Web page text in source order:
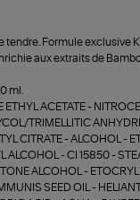
tendre. Formule exclusive
aux extraits de
ml.
ETHYL ACETATE -
TRIMELLITIC
CITRATE - ALCOHOL -
ALCOHOL - CI 15850 -
ALCOHOL -
SEED OIL -